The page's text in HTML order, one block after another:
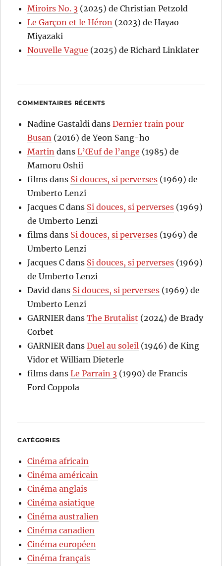
Miroirs No. 3 (2025) de Christian Petzold
Le Garçon et le Héron (2023) de Hayao
Miyazaki
Nouvelle Vague (2025) de Richard Linklater
COMMENTAIRES RÉCENTS
Nadine Gastaldi dansDernier train pour
Busan (2016) de Yeon Sang-ho
Martin dansL’Œuf de l’ange (1985) de
Mamoru Oshii
films dans Si douces, si perverses (1969) de
Umberto Lenzi
Jacques C dans Si douces, si perverses (1969)
de Umberto Lenzi
films dans Si douces, si perverses (1969) de
Umberto Lenzi
Jacques C dans Si douces, si perverses (1969)
de Umberto Lenzi
David dans Si douces, si perverses (1969) de
Umberto Lenzi
GARNIER dansThe Brutalist (2024) de Brady
Corbet
GARNIER dansDuel au soleil (1946) de King
Vidor et William Dieterle
films dansLe Parrain 3 (1990) de Francis
Ford Coppola
CATÉGORIES
Cinéma africain
Cinéma américain
Cinéma anglais
Cinéma asiatique
Cinéma australien
Cinéma canadien
Cinéma européen
Cinéma français